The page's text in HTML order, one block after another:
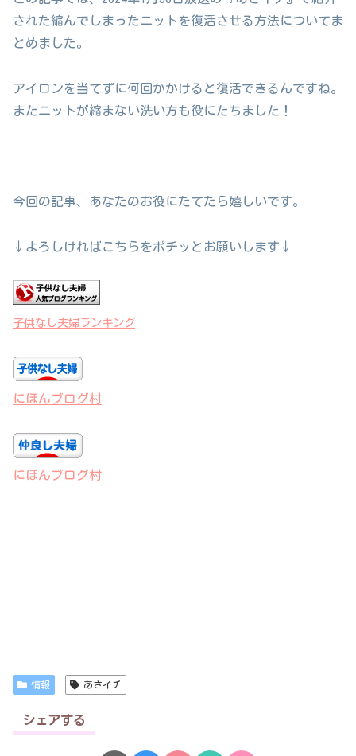
された縮んでしまったニットを復活させる方法についてま
とめました。
アイロンを当てずに何回かかけると復活できるんですね。
またニットが縮まない洗い方も役にたちました！
今回の記事、あなたのお役にたてたら嬉しいです。
↓よろしければこちらをポチッとお願いします↓
子供なし夫婦ランキング
にほんブログ村
にほんブログ村
情報 あさイチ
シェアする